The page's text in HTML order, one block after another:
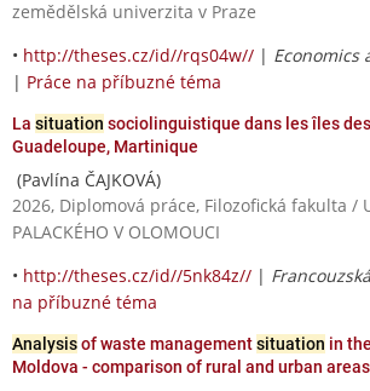
zemědělská univerzita v Praze
• http://theses.cz/id//rqs04w// | Economics
| Práce na příbuzné téma
La situation sociolinguistique dans les îles
Guadeloupe, Martinique
(Pavlína ČAJKOVÁ)
2026, Diplomová práce, Filozofická fakulta /
PALACKÉHO V OLOMOUCI
• http://theses.cz/id//5nk84z// |
na příbuzné téma
Analysisof waste managementsituation in
Moldova - comparison of rural and urban areas